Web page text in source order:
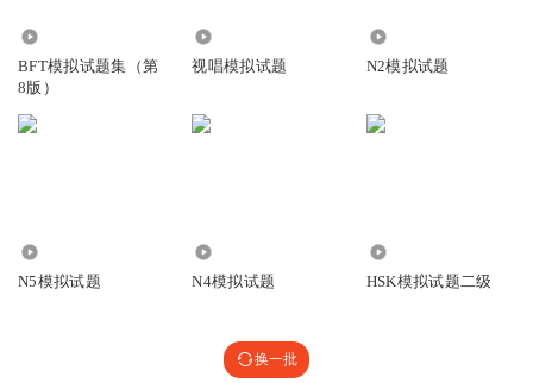
BFT模拟试题集（第
8版）
视唱模拟试题 N2模拟试题
N5模拟试题 N4模拟试题 HSK模拟试题二级
换一批